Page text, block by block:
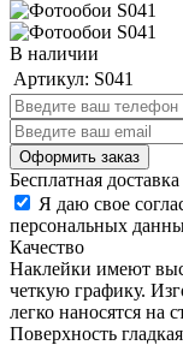
В наличии
Артикул: S041
Бесплатная
Я даю свое
персональных
Качество
Наклейки имеют
четкую графику.
легко наносятся на
Поверхность